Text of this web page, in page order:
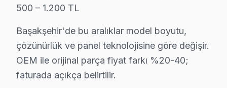
C: Başakşehir servisimizde yalnızca orijinal ve OEM
C: Başakşehir'de yazılım ve güç sorunları
S: Başakşehir'de arıza tespiti ücretsiz mi?
C: Evet, Başakşehir'de tamamen ücretsizdir. Teklif
500 – 1.200 TL
Başakşehir'de bu aralıklar model boyutu,
çözünürlük ve panel teknolojisine göre değişir.
OEM ile orijinal parça fiyat farkı %20-40;
faturada açıkça belirtilir.